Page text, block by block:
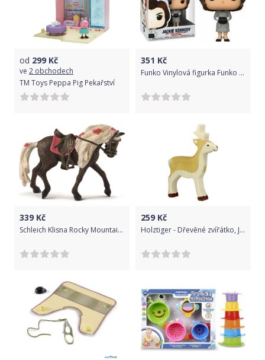
od 299 Kč
ve 2 obchodech
TM Toys Peppa Pig Pekařství
351 Kč
Funko Vinylová figurka Funko POP - Jackie Kennedy - American History - 10 cm
339 Kč
Schleich Klisna Rocky Mountain - koňská šou
259 Kč
Holztiger - Dřevěné zvířátko, Jelen mládě - srnec